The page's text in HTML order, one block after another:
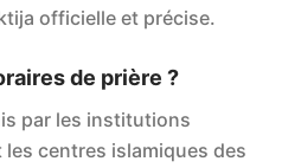
officielle et précise.
de prière ?
par les institutions
centres islamiques des